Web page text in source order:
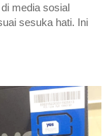
media sosial
sesuka hati. Ini